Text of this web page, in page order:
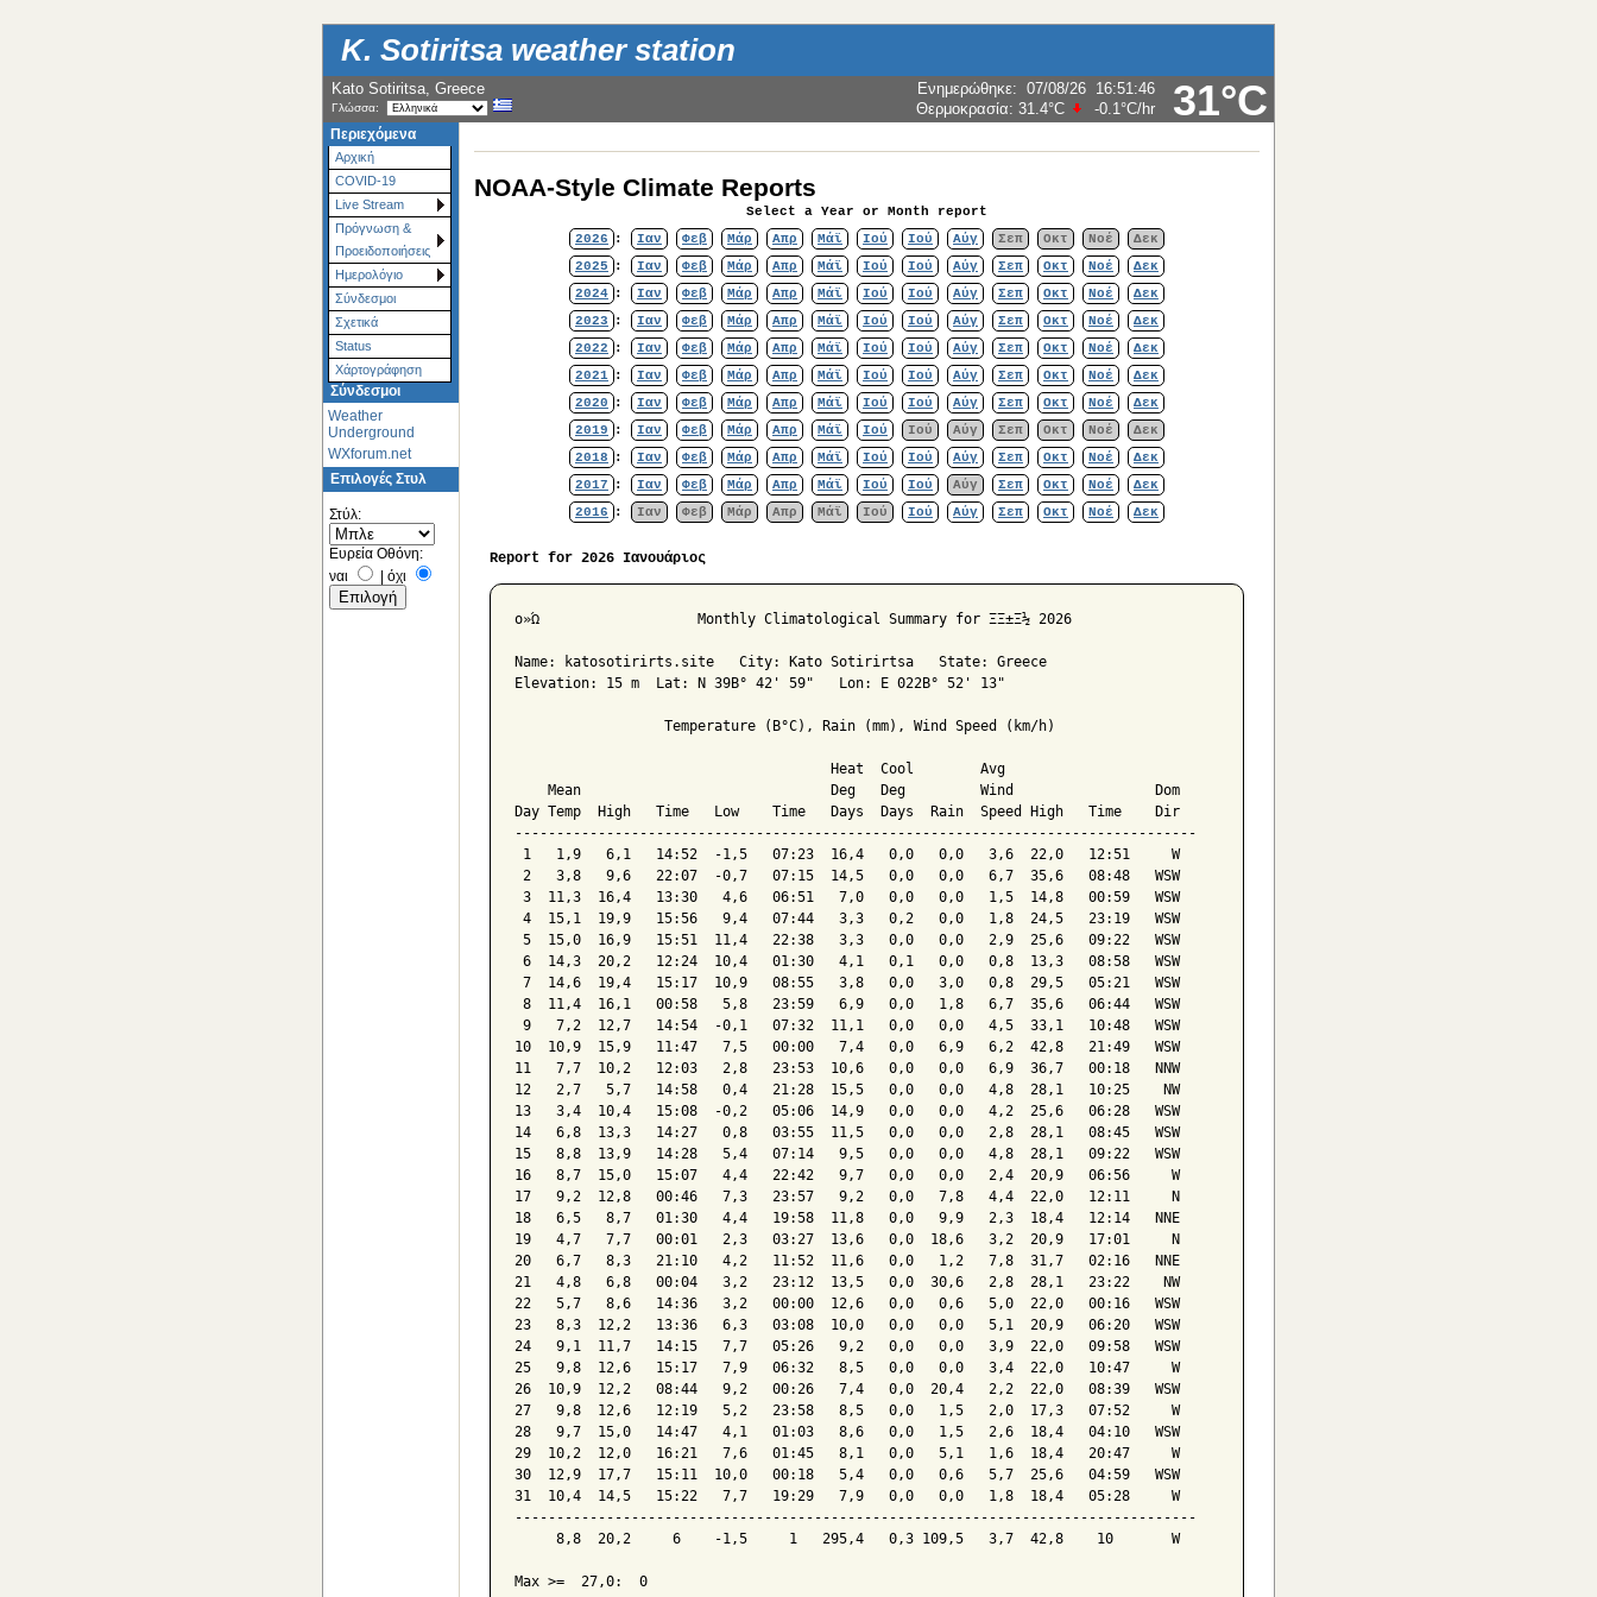
K. Sotiritsa weather station
31°C
Kato Sotiritsa, Greece
Γλώσσα:
Ενημερώθηκε: 07/08/26 16:51:46
Θερμοκρασία: 31.4°C -0.1°C/hr
Περιεχόμενα
Αρχική
COVID-19
Live Stream
Πρόγνωση &
Προειδοποιήσεις
Ημερολόγιο
Σύνδεσμοι
Σχετικά
Status
Χάρτoγράφηση
Σύνδεσμοι
Weather
Underground
WXforum.net
Επιλογές Στυλ
Στύλ:
Ευρεία Οθόνη:
ναι
| όχι
NOAA-Style Climate Reports
Select a Year or Month report
2026
: Ιαν Φεβ Μάρ Απρ Μάϊ Ιού Ιού Αύγ Σεπ Οκτ Νοέ
Δεκ
2025
: Ιαν Φεβ Μάρ Απρ Μάϊ Ιού Ιού Αύγ Σεπ Οκτ Νοέ
Δεκ
2024 : Ιαν Φεβ Μάρ Απρ Μάϊ Ιού Ιού Αύγ Σεπ Οκτ Νοέ
Δεκ
2023
: Ιαν Φεβ Μάρ Απρ Μάϊ Ιού Ιού Αύγ Σεπ Οκτ Νοέ
Δεκ
2022
: Ιαν Φεβ Μάρ Απρ Μάϊ Ιού Ιού Αύγ Σεπ Οκτ Νοέ
Δεκ
2021 : Ιαν Φεβ Μάρ Απρ Μάϊ Ιού Ιού Αύγ Σεπ Οκτ Νοέ
Δεκ
2020
: Ιαν Φεβ Μάρ Απρ Μάϊ Ιού Ιού Αύγ Σεπ Οκτ Νοέ
Δεκ
2019
: Ιαν Φεβ Μάρ Απρ Μάϊ Ιού Ιού Αύγ Σεπ Οκτ Νοέ
Δεκ
2018
: Ιαν Φεβ Μάρ Απρ Μάϊ Ιού Ιού Αύγ Σεπ Οκτ Νοέ
Δεκ
2017
: Ιαν Φεβ Μάρ Απρ Μάϊ Ιού Ιού Αύγ Σεπ Οκτ Νοέ
Δεκ
2016
: Ιαν Φεβ Μάρ Απρ Μάϊ Ιού Ιού Αύγ Σεπ Οκτ Νοέ Δεκ
Report for 2026 Ιανουάριος
ο»Ώ                   Monthly Climatological Summary for ΞΞ±Ξ½ 2026
Name: katosotirirts.site   City: Kato Sotirirtsa   State: Greece
Elevation: 15 m  Lat: N 39Β° 42' 59"   Lon: E 022Β° 52' 13"
                  Temperature (Β°C), Rain (mm), Wind Speed (km/h)
                                      Heat  Cool        Avg
    Mean                              Deg   Deg         Wind                 Dom
Day Temp  High   Time   Low    Time   Days  Days  Rain  Speed High   Time    Dir
----------------------------------------------------------------------------------
1   1,9   6,1   14:52  -1,5   07:23  16,4   0,0   0,0   3,6  22,0   12:51     W
2   3,8   9,6   22:07  -0,7   07:15  14,5   0,0   0,0   6,7  35,6   08:48   WSW
3  11,3  16,4   13:30   4,6   06:51   7,0   0,0   0,0   1,5  14,8   00:59   WSW
4  15,1  19,9   15:56   9,4   07:44   3,3   0,2   0,0   1,8  24,5   23:19   WSW
5  15,0  16,9   15:51  11,4   22:38   3,3   0,0   0,0   2,9  25,6   09:22   WSW
6  14,3  20,2   12:24  10,4   01:30   4,1   0,1   0,0   0,8  13,3   08:58   WSW
7  14,6  19,4   15:17  10,9   08:55   3,8   0,0   3,0   0,8  29,5   05:21   WSW
8  11,4  16,1   00:58   5,8   23:59   6,9   0,0   1,8   6,7  35,6   06:44   WSW
9   7,2  12,7   14:54  -0,1   07:32  11,1   0,0   0,0   4,5  33,1   10:48   WSW
10  10,9  15,9   11:47   7,5   00:00   7,4   0,0   6,9   6,2  42,8   21:49   WSW
11   7,7  10,2   12:03   2,8   23:53  10,6   0,0   0,0   6,9  36,7   00:18   NNW
12   2,7   5,7   14:58   0,4   21:28  15,5   0,0   0,0   4,8  28,1   10:25    NW
13   3,4  10,4   15:08  -0,2   05:06  14,9   0,0   0,0   4,2  25,6   06:28   WSW
14   6,8  13,3   14:27   0,8   03:55  11,5   0,0   0,0   2,8  28,1   08:45   WSW
15   8,8  13,9   14:28   5,4   07:14   9,5   0,0   0,0   4,8  28,1   09:22   WSW
16   8,7  15,0   15:07   4,4   22:42   9,7   0,0   0,0   2,4  20,9   06:56     W
17   9,2  12,8   00:46   7,3   23:57   9,2   0,0   7,8   4,4  22,0   12:11     N
18   6,5   8,7   01:30   4,4   19:58  11,8   0,0   9,9   2,3  18,4   12:14   NNE
19   4,7   7,7   00:01   2,3   03:27  13,6   0,0  18,6   3,2  20,9   17:01     N
20   6,7   8,3   21:10   4,2   11:52  11,6   0,0   1,2   7,8  31,7   02:16   NNE
21   4,8   6,8   00:04   3,2   23:12  13,5   0,0  30,6   2,8  28,1   23:22    NW
22   5,7   8,6   14:36   3,2   00:00  12,6   0,0   0,6   5,0  22,0   00:16   WSW
23   8,3  12,2   13:36   6,3   03:08  10,0   0,0   0,0   5,1  20,9   06:20   WSW
24   9,1  11,7   14:15   7,7   05:26   9,2   0,0   0,0   3,9  22,0   09:58   WSW
25   9,8  12,6   15:17   7,9   06:32   8,5   0,0   0,0   3,4  22,0   10:47     W
26  10,9  12,2   08:44   9,2   00:26   7,4   0,0  20,4   2,2  22,0   08:39   WSW
27   9,8  12,6   12:19   5,2   23:58   8,5   0,0   1,5   2,0  17,3   07:52     W
28   9,7  15,0   14:47   4,1   01:03   8,6   0,0   1,5   2,6  18,4   04:10   WSW
29  10,2  12,0   16:21   7,6   01:45   8,1   0,0   5,1   1,6  18,4   20:47     W
30  12,9  17,7   15:11  10,0   00:18   5,4   0,0   0,6   5,7  25,6   04:59   WSW
31  10,4  14,5   15:22   7,7   19:29   7,9   0,0   0,0   1,8  18,4   05:28     W
----------------------------------------------------------------------------------
     8,8  20,2     6    -1,5     1   295,4   0,3 109,5   3,7  42,8    10       W
Max >=  27,0:  0